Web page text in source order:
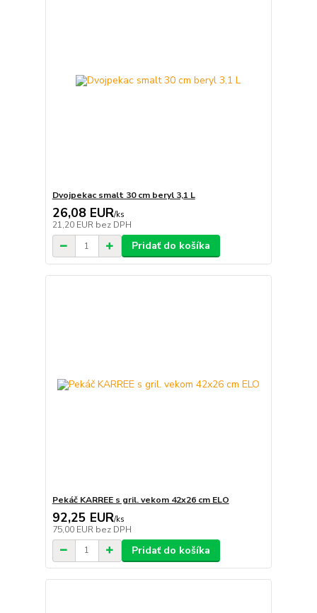
Dvojpekac smalt 30 cm beryl 3,1 L
26,08 EUR/ks
21,20 EUR bez DPH
Pridať do košíka
Pekáč KARREE s gril. vekom 42x26 cm ELO
92,25 EUR/ks
75,00 EUR bez DPH
Pridať do košíka